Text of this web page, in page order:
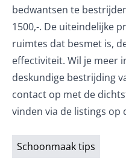
bedwantsen te
1500,-. De uiteindelijke
ruimtes dat besmet is,
effectiviteit. Wil je meer
deskundige bestrijding
contact op met de
vinden via de listings op
Schoonmaak tips